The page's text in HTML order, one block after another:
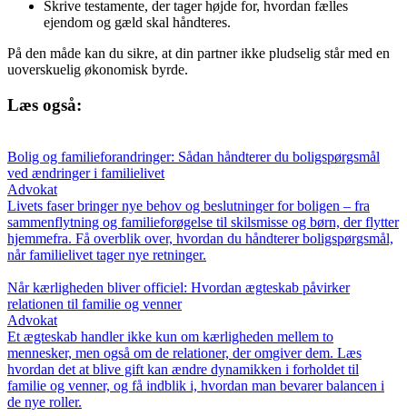
Skrive testamente, der tager højde for, hvordan fælles
ejendom og gæld skal håndteres.
På den måde kan du sikre, at din partner ikke pludselig står med en
uoverskuelig økonomisk byrde.
Læs også:
Bolig og familieforandringer: Sådan håndterer du boligspørgsmål
ved ændringer i familielivet
Advokat
Livets faser bringer nye behov og beslutninger for boligen – fra
sammenflytning og familieforøgelse til skilsmisse og børn, der flytter
hjemmefra. Få overblik over, hvordan du håndterer boligspørgsmål,
når familielivet tager nye retninger.
Når kærligheden bliver officiel: Hvordan ægteskab påvirker
relationen til familie og venner
Advokat
Et ægteskab handler ikke kun om kærligheden mellem to
mennesker, men også om de relationer, der omgiver dem. Læs
hvordan det at blive gift kan ændre dynamikken i forholdet til
familie og venner, og få indblik i, hvordan man bevarer balancen i
de nye roller.